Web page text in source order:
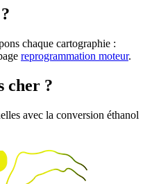
chaque cartographie :
reprogrammation moteur.
cher ?
avec la conversion éthanol